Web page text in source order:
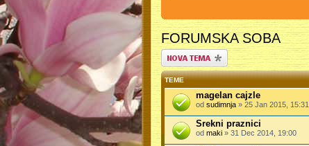
FORUMSKA SOBA
Počni novu temu
TEME
magelan cajzle
od sudimnja» 25 Jan 2015, 15:31
Srekni praznici
od maki» 31 Dec 2014, 19:00